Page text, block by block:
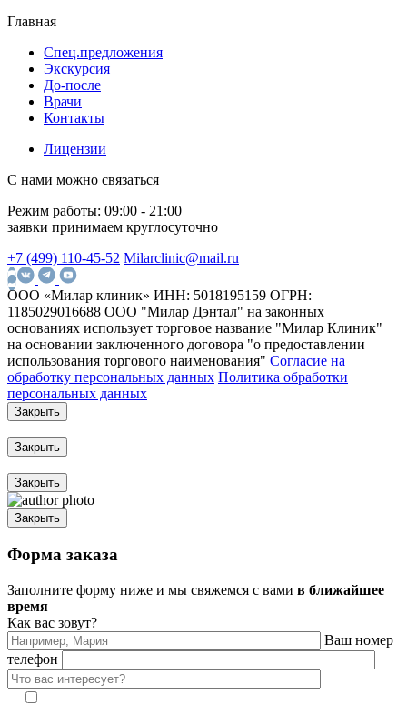
Главная
Спец.предложения
Экскурсия
До-после
Врачи
Контакты
Лицензии
С нами можно связаться
Режим работы: 09:00 - 21:00
заявки принимаем круглосуточно
+7 (499) 110-45-52 Milarclinic@mail.ru
ООО «Милар клиник» ИНН: 5018195159 ОГРН:
1185029016688 ООО "Милар Дэнтал" на законных
основаниях использует торговое название "Милар Клиник"
на основании заключенного договора "о предоставлении
использования торгового наименования" Согласие на
обработку персональных данных Политика обработки
персональных данных
Закрыть
Закрыть
Закрыть
Закрыть
Форма заказа
Заполните форму ниже и мы свяжемся с вами в ближайшее
время
Как вас зовут?
Ваш номер
телефон